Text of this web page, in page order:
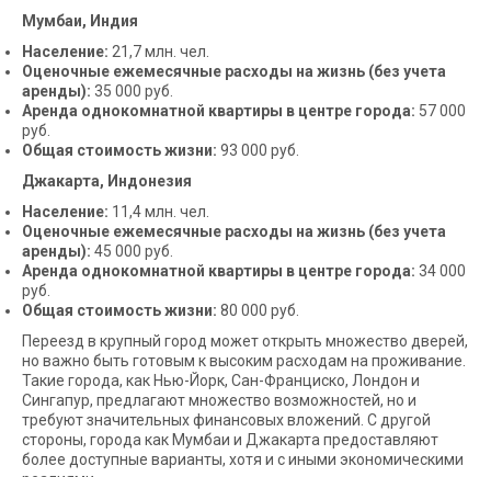
Мумбаи, Индия
Население: 21,7 млн. чел.
Оценочные ежемесячные расходы на жизнь (без учета
аренды): 35 000 руб.
Аренда однокомнатной квартиры в центре города: 57 000
руб.
Общая стоимость жизни: 93 000 руб.
Джакарта, Индонезия
Население: 11,4 млн. чел.
Оценочные ежемесячные расходы на жизнь (без учета
аренды): 45 000 руб.
Аренда однокомнатной квартиры в центре города: 34 000
руб.
Общая стоимость жизни: 80 000 руб.
Переезд в крупный город может открыть множество дверей,
но важно быть готовым к высоким расходам на проживание.
Такие города, как Нью-Йорк, Сан-Франциско, Лондон и
Сингапур, предлагают множество возможностей, но и
требуют значительных финансовых вложений. С другой
стороны, города как Мумбаи и Джакарта предоставляют
более доступные варианты, хотя и с иными экономическими